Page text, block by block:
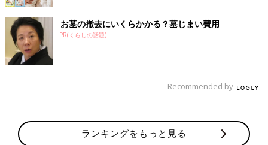
お墓の撤去にいくらかかる？墓じまい費用
PR(くらしの話題)
Recommended by
ランキングをもっと見る